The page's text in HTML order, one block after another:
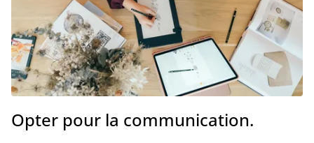
Opter pour la communication.